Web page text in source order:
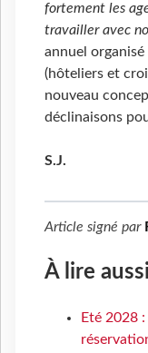
fortement les
travailler avec
annuel
(hôteliers et
nouveau
déclinaisons
S.J.
Article signé par
À lire aussi
Eté 2028